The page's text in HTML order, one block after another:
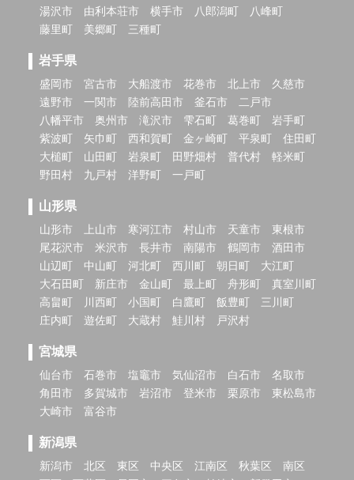
湯沢市
由利本荘市 横手市 八郎潟町
八峰町
藤里町
美郷町 三種町
岩手県
盛岡市 宮古市 大船渡市 花巻市 北上市
久慈市
遠野市
一関市 陸前高田市 釜石市
二戸市
八幡平市
奥州市 滝沢市 雫石町 葛巻町
岩手町
紫波町
矢巾町 西和賀町 金ヶ崎町 平泉町
住田町
大槌町
山田町 岩泉町 田野畑村 普代村
軽米町
野田村
九戸村 洋野町 一戸町
山形県
山形市 上山市 寒河江市 村山市 天童市
東根市
尾花沢市
米沢市 長井市 南陽市 鶴岡市
酒田市
山辺町
中山町 河北町 西川町 朝日町
大江町
大石田町
新庄市 金山町 最上町 舟形町
真室川町
高畠町
川西町 小国町 白鷹町 飯豊町
三川町
庄内町
遊佐町 大蔵村 鮭川村 戸沢村
宮城県
仙台市 石巻市 塩竈市 気仙沼市 白石市
名取市
角田市
多賀城市 岩沼市 登米市 栗原市
東松島市
大崎市
富谷市
新潟県
新潟市 北区 東区 中央区 江南区 秋葉区
南区